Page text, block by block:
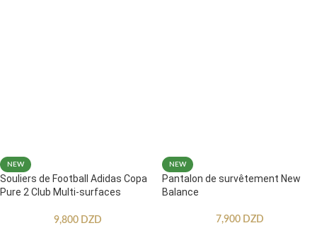
NEW
Souliers de Football Adidas Copa
Pure 2 Club Multi-surfaces
9,800 DZD
NEW
Pantalon de survêtement New
Balance
7,900 DZD